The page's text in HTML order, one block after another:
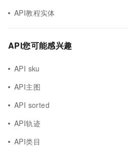
API教程实体
API您可能感兴趣
API sku
API主图
API sorted
API轨迹
API类目